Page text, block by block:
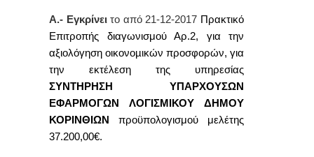
Α.- Εγκρίνει το από 21-12-2017 Πρακτικό
Επιτροπής διαγωνισμού Αρ.2, για την
αξιολόγηση οικονοµικών προσφορών, για
την εκτέλεση της υπηρεσίας
ΣΥΝΤΗΡΗΣΗ ΥΠΑΡΧΟΥΣΩΝ
ΕΦΑΡΜΟΓΩΝ ΛΟΓΙΣΜΙΚΟΥ ΔΗΜΟΥ
ΚΟΡΙΝΘΙΩΝ
προϋπολογισμού μελέτης
37.200,00€.